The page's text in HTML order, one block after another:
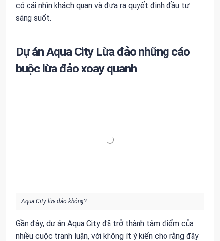
có cái nhìn khách quan và đưa ra quyết định đầu tư
sáng suốt.
Dự án Aqua City Lừa đảo những cáo
buộc lừa đảo xoay quanh
Aqua City lừa đảo không?
Gần đây, dự án Aqua City đã trở thành tâm điểm của
nhiều cuộc tranh luận, với không ít ý kiến cho rằng đây